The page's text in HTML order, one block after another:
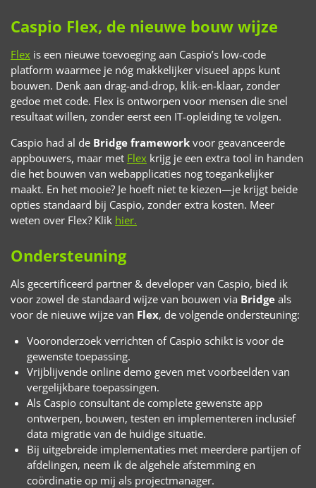
Caspio Flex, de nieuwe bouw wijze
Flex is een nieuwe toevoeging aan Caspio’s low-code
platform waarmee je nóg makkelijker visueel apps kunt
bouwen. Denk aan drag-and-drop, klik-en-klaar, zonder
gedoe met code. Flex is ontworpen voor mensen die snel
resultaat willen, zonder eerst een IT-opleiding te volgen.
Caspio had al de Bridge framework voor geavanceerde
appbouwers, maar met Flex krijg je een extra tool in handen
die het bouwen van webapplicaties nog toegankelijker
maakt. En het mooie? Je hoeft niet te kiezen—je krijgt beide
opties standaard bij Caspio, zonder extra kosten. Meer
weten over Flex? Klik hier.
Ondersteuning
Als gecertificeerd partner & developer van Caspio, bied ik
voor zowel de standaard wijze van bouwen via Bridge als
voor de nieuwe wijze van Flex, de volgende ondersteuning:
Vooronderzoek verrichten of Caspio schikt is voor de
gewenste toepassing.
Vrijblijvende online demo geven met voorbeelden van
vergelijkbare toepassingen.
Als Caspio consultant de complete gewenste app
ontwerpen, bouwen, testen en implementeren inclusief
data migratie van de huidige situatie.
Bij uitgebreide implementaties met meerdere partijen of
afdelingen, neem ik de algehele afstemming en
coördinatie op mij als projectmanager.